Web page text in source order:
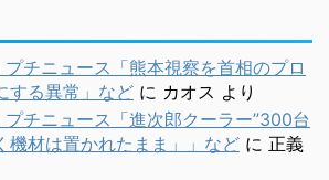
チニュース「熊本視察を首相のプロ
する異常」など に カオス より
チニュース「進次郎クーラー”300台
機材は置かれたまま」」など に 正義